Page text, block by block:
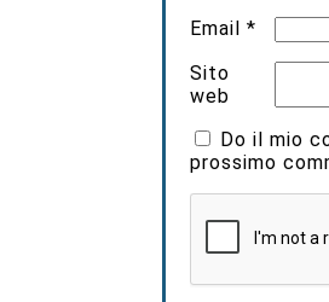
Email*
Sito
web
Do il mio
prossimo